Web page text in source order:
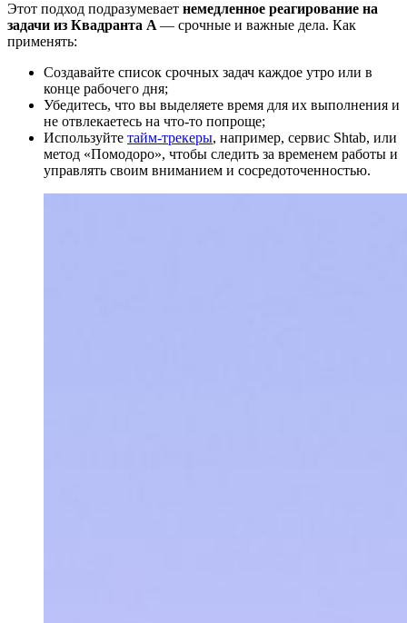
Этот подход подразумевает немедленное реагирование на
задачи из Квадранта A — срочные и важные дела. Как
применять:
Создавайте список срочных задач каждое утро или в
конце рабочего дня;
Убедитесь, что вы выделяете время для их выполнения и
не отвлекаетесь на что-то попроще;
Используйте тайм-трекеры, например, сервис Shtab, или
метод «Помодоро», чтобы следить за временем работы и
управлять своим вниманием и сосредоточенностью.